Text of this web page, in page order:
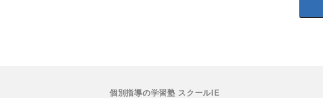
個別指導の学習塾 スクールIE